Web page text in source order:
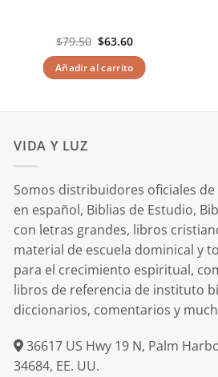
$79.50 El
original
era:
$63.60El
actual
es:
Añadir al carrito
VIDA Y LUZ
Somos distribuidores oficiales de
en español, Biblias de Estudio,
con letras grandes, libros
material de escuela dominical y
para el crecimiento espiritual,
libros de referencia de instituto
diccionarios, comentarios y
36617 US Hwy 19 N, Palm
34684, EE. UU.